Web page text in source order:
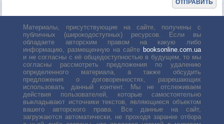
Материалы, присутствующие на сайте, получены с
публичных (широкодоступных) ресурсов. Если вы
обладаете авторским правом на какую либо
информацию, размещенную на сайте booksonline.com.ua
и не согласны с её общедоступностью в будущем, то мы
согласны рассмотреть предложения по удалению
определенного материала, а также обсудить
предложения о договоренностях, разрешающих
использовать данный контент. Мы не отслеживаем
действия пользователей, которые самостоятельно
выкладывают источники текстов, являющиеся объектом
вашего авторского права. Все данные на сайт,
загружаются автоматически, не проходя заранее отбора